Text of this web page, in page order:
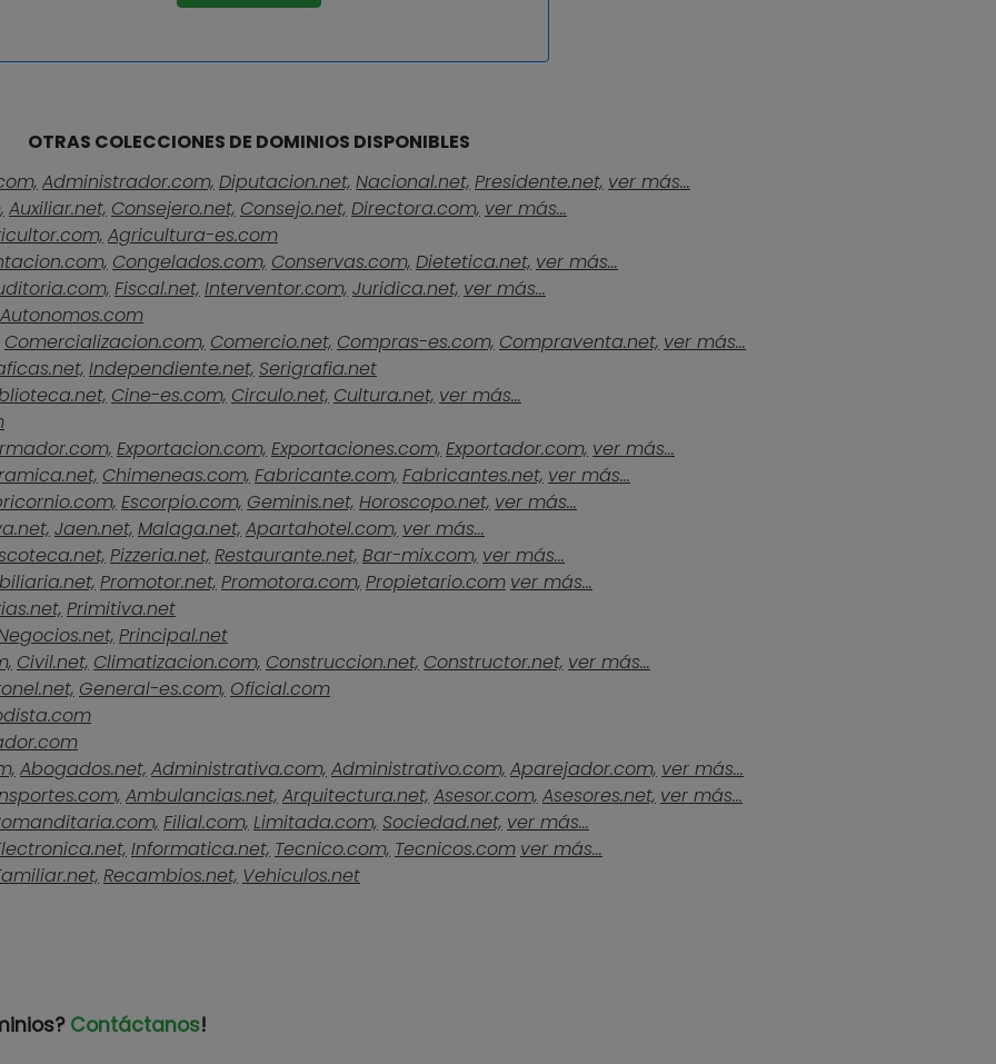
OTRAS COLECCIONES DE DOMINIOS DISPONIBLES
Administrador.com, Diputacion.net, Nacional.net, Presidente.net, ver más...
Auxiliar.net, Consejero.net, Consejo.net, Directora.com, ver más...
Agricultura-es.com
Congelados.com, Conservas.com, Dietetica.net, ver más...
Fiscal.net, Interventor.com, Juridica.net, ver más...
Autonomos.com
Comercializacion.com, Comercio.net, Compras-es.com, Compraventa.net, ver más...
Independiente.net, Serigrafia.net
Cine-es.com, Circulo.net, Cultura.net, ver más...
Exportacion.com, Exportaciones.com, Exportador.com, ver más...
Chimeneas.com, Fabricante.com, Fabricantes.net, ver más...
Escorpio.com, Geminis.net, Horoscopo.net, ver más...
Jaen.net, Malaga.net, Apartahotel.com, ver más...
Pizzeria.net, Restaurante.net, Bar-mix.com, ver más...
Promotor.net, Promotora.com, Propietario.com ver más...
Primitiva.net
Principal.net
Civil.net, Climatizacion.com, Construccion.net, Constructor.net, ver más...
General-es.com, Oficial.com
Abogados.net, Administrativa.com, Administrativo.com, Aparejador.com, ver más...
Ambulancias.net, Arquitectura.net, Asesor.com, Asesores.net, ver más...
Filial.com, Limitada.com, Sociedad.net, ver más...
Informatica.net, Tecnico.com, Tecnicos.com ver más...
Recambios.net, Vehiculos.net
Contáctanos!